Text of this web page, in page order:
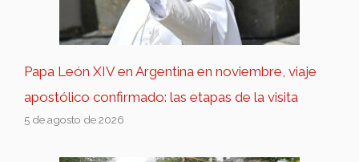
Papa León XIV en Argentina en noviembre, viaje
apostólico confirmado: las etapas de la visita
5 de agosto de 2026